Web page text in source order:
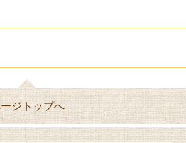
（時間の長短は考慮しません）
、お香を焚くこと
ジトップへ